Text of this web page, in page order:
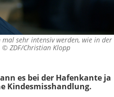
sehr intensiv werden, wie in der
© ZDF/Christian Klopp
es bei der Hafenkante ja
Kindesmisshandlung.